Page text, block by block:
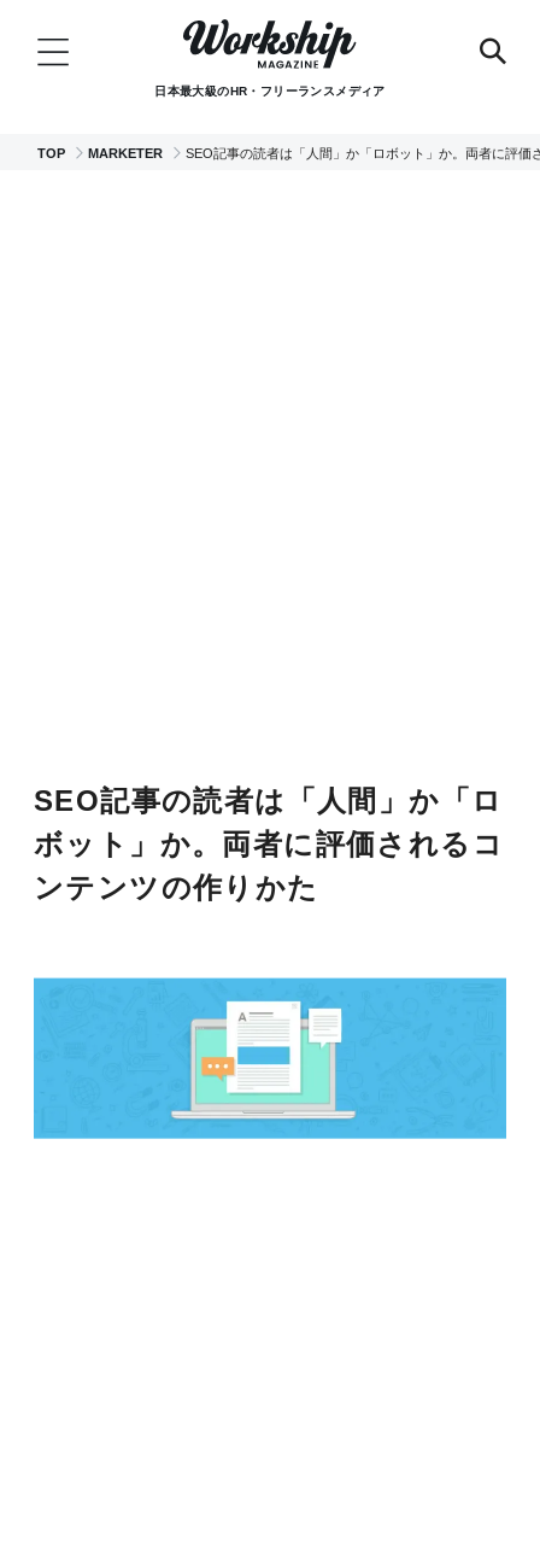
日本最大級のHR・フリーランスメディア
TOP MARKETER SEO記事の読者は「人間」か「ロボット」か。両者に評価
SEO記事の読者は「人間」か「ロ
ボット」か。両者に評価されるコ
ンテンツの作りかた